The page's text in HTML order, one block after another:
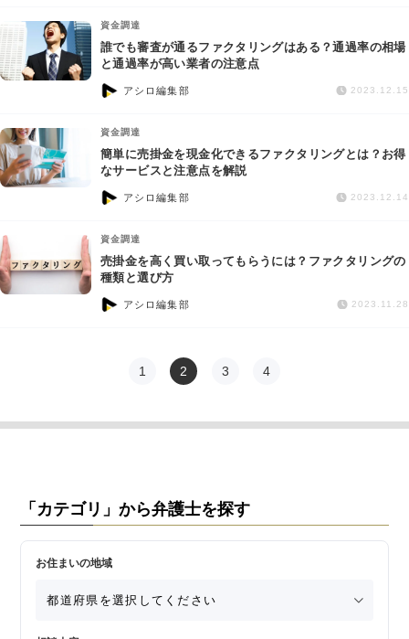
資金調達
誰でも審査が通るファクタリングはある？通過率の相場
と通過率が高い業者の注意点
アシロ編集部 2023.12.15
資金調達
簡単に売掛金を現金化できるファクタリングとは？お得
なサービスと注意点を解説
アシロ編集部 2023.12.14
資金調達
売掛金を高く買い取ってもらうには？ファクタリングの
種類と選び方
アシロ編集部 2023.11.28
1 2 3 4
「カテゴリ」から弁護士を探す
お住まいの地域